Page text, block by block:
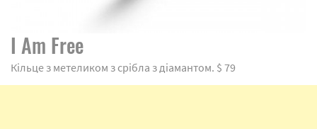
I Am Free
Кільце з метеликом з срібла з діамантом. $ 79